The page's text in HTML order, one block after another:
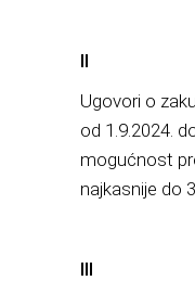
II
Ugovori o
od 1.9.2024.
mogućnost
najkasnije do
III